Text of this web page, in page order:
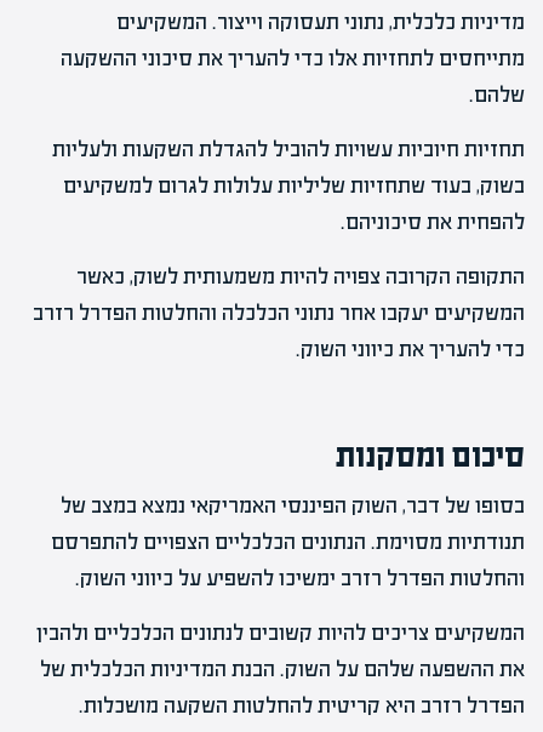
מדיניות כלכלית, נתוני תעסוקה וייצור. המשקיעים
מתייחסים לתחזיות אלו כדי להעריך את סיכוני ההשקעה
שלהם.
תחזיות חיוביות עשויות להוביל להגדלת השקעות ולעליות
בשוק, בעוד שתחזיות שליליות עלולות לגרום למשקיעים
להפחית את סיכוניהם.
התקופה הקרובה צפויה להיות משמעותית לשוק, כאשר
המשקיעים יעקבו אחר נתוני הכלכלה והחלטות הפדרל רזרב
כדי להעריך את כיווני השוק.
סיכום ומסקנות
בסופו של דבר, השוק הפיננסי האמריקאי נמצא במצב של
תנודתיות מסוימת. הנתונים הכלכליים הצפויים להתפרסם
והחלטות הפדרל רזרב ימשיכו להשפיע על כיווני השוק.
המשקיעים צריכים להיות קשובים לנתונים הכלכליים ולהבין
את ההשפעה שלהם על השוק. הבנת המדיניות הכלכלית של
הפדרל רזרב היא קריטית להחלטות השקעה מושכלות.